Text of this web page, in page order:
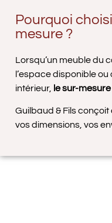
Pourquoi
mesure ?
Lorsqu’un meuble du
l’espace disponible
intérieur, le sur-
Guilbaud & Fils
vos dimensions, vos